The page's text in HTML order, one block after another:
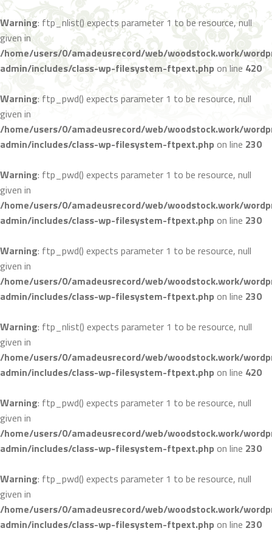
Warning: ftp_nlist() expects parameter 1 to be resource, null
given in
/home/users/0/amadeusrecord/web/woodstock.work/
admin/includes/class-wp-filesystem-ftpext.php on line 420
Warning: ftp_pwd() expects parameter 1 to be resource, null
given in
/home/users/0/amadeusrecord/web/woodstock.work/
admin/includes/class-wp-filesystem-ftpext.php on line 230
Warning: ftp_pwd() expects parameter 1 to be resource, null
given in
/home/users/0/amadeusrecord/web/woodstock.work/
admin/includes/class-wp-filesystem-ftpext.php on line 230
Warning: ftp_pwd() expects parameter 1 to be resource, null
given in
/home/users/0/amadeusrecord/web/woodstock.work/
admin/includes/class-wp-filesystem-ftpext.php on line 230
Warning: ftp_nlist() expects parameter 1 to be resource, null
given in
/home/users/0/amadeusrecord/web/woodstock.work/
admin/includes/class-wp-filesystem-ftpext.php on line 420
Warning: ftp_pwd() expects parameter 1 to be resource, null
given in
/home/users/0/amadeusrecord/web/woodstock.work/
admin/includes/class-wp-filesystem-ftpext.php on line 230
Warning: ftp_pwd() expects parameter 1 to be resource, null
given in
/home/users/0/amadeusrecord/web/woodstock.work/
admin/includes/class-wp-filesystem-ftpext.php on line 230
Reflections
Just another WordPress site